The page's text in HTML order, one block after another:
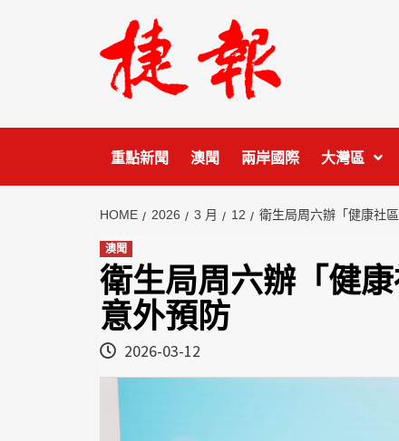
重點新聞 澳聞 兩岸國際 大灣區
HOME 2026 3 月 12 衛生局周六辦「健康社
澳聞
衛生局周六辦「健
意外預防
2026-03-12